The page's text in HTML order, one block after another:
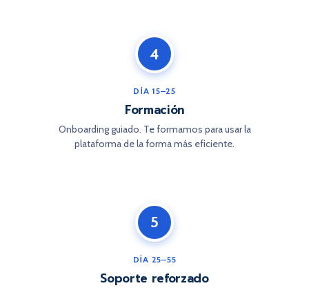
4
DÍA 15–25
Formación
Onboarding guiado. Te formamos para usar la
plataforma de la forma más eficiente.
5
DÍA 25–55
Soporte reforzado